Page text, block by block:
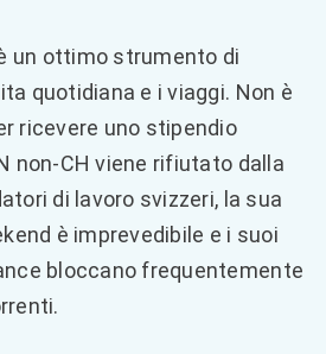
un ottimo strumento di
quotidiana e i viaggi. Non è
ricevere uno stipendio
non-CH viene rifiutato dalla
di lavoro svizzeri, la sua
è imprevedibile e i suoi
bloccano frequentemente